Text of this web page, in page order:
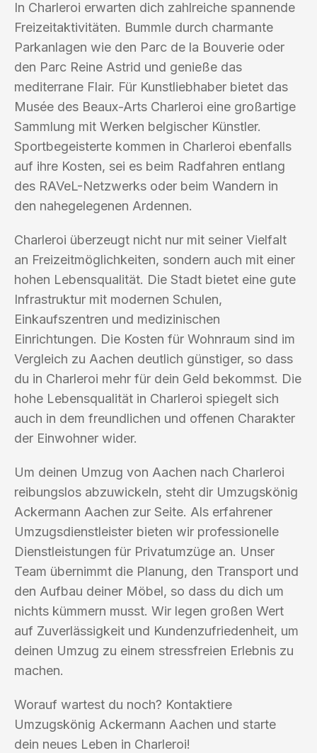
In Charleroi erwarten dich zahlreiche spannende
Freizeitaktivitäten. Bummle durch charmante
Parkanlagen wie den Parc de la Bouverie oder
den Parc Reine Astrid und genieße das
mediterrane Flair. Für Kunstliebhaber bietet das
Musée des Beaux-Arts Charleroi eine großartige
Sammlung mit Werken belgischer Künstler.
Sportbegeisterte kommen in Charleroi ebenfalls
auf ihre Kosten, sei es beim Radfahren entlang
des RAVeL-Netzwerks oder beim Wandern in
den nahegelegenen Ardennen.
Charleroi überzeugt nicht nur mit seiner Vielfalt
an Freizeitmöglichkeiten, sondern auch mit einer
hohen Lebensqualität. Die Stadt bietet eine gute
Infrastruktur mit modernen Schulen,
Einkaufszentren und medizinischen
Einrichtungen. Die Kosten für Wohnraum sind im
Vergleich zu Aachen deutlich günstiger, so dass
du in Charleroi mehr für dein Geld bekommst. Die
hohe Lebensqualität in Charleroi spiegelt sich
auch in dem freundlichen und offenen Charakter
der Einwohner wider.
Um deinen Umzug von Aachen nach Charleroi
reibungslos abzuwickeln, steht dir Umzugskönig
Ackermann Aachen zur Seite. Als erfahrener
Umzugsdienstleister bieten wir professionelle
Dienstleistungen für Privatumzüge an. Unser
Team übernimmt die Planung, den Transport und
den Aufbau deiner Möbel, so dass du dich um
nichts kümmern musst. Wir legen großen Wert
auf Zuverlässigkeit und Kundenzufriedenheit, um
deinen Umzug zu einem stressfreien Erlebnis zu
machen.
Worauf wartest du noch? Kontaktiere
Umzugskönig Ackermann Aachen und starte
dein neues Leben in Charleroi!